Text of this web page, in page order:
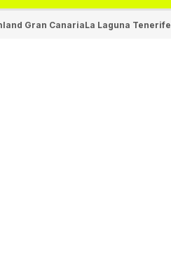
Gran CanariaLa Laguna Tenerife